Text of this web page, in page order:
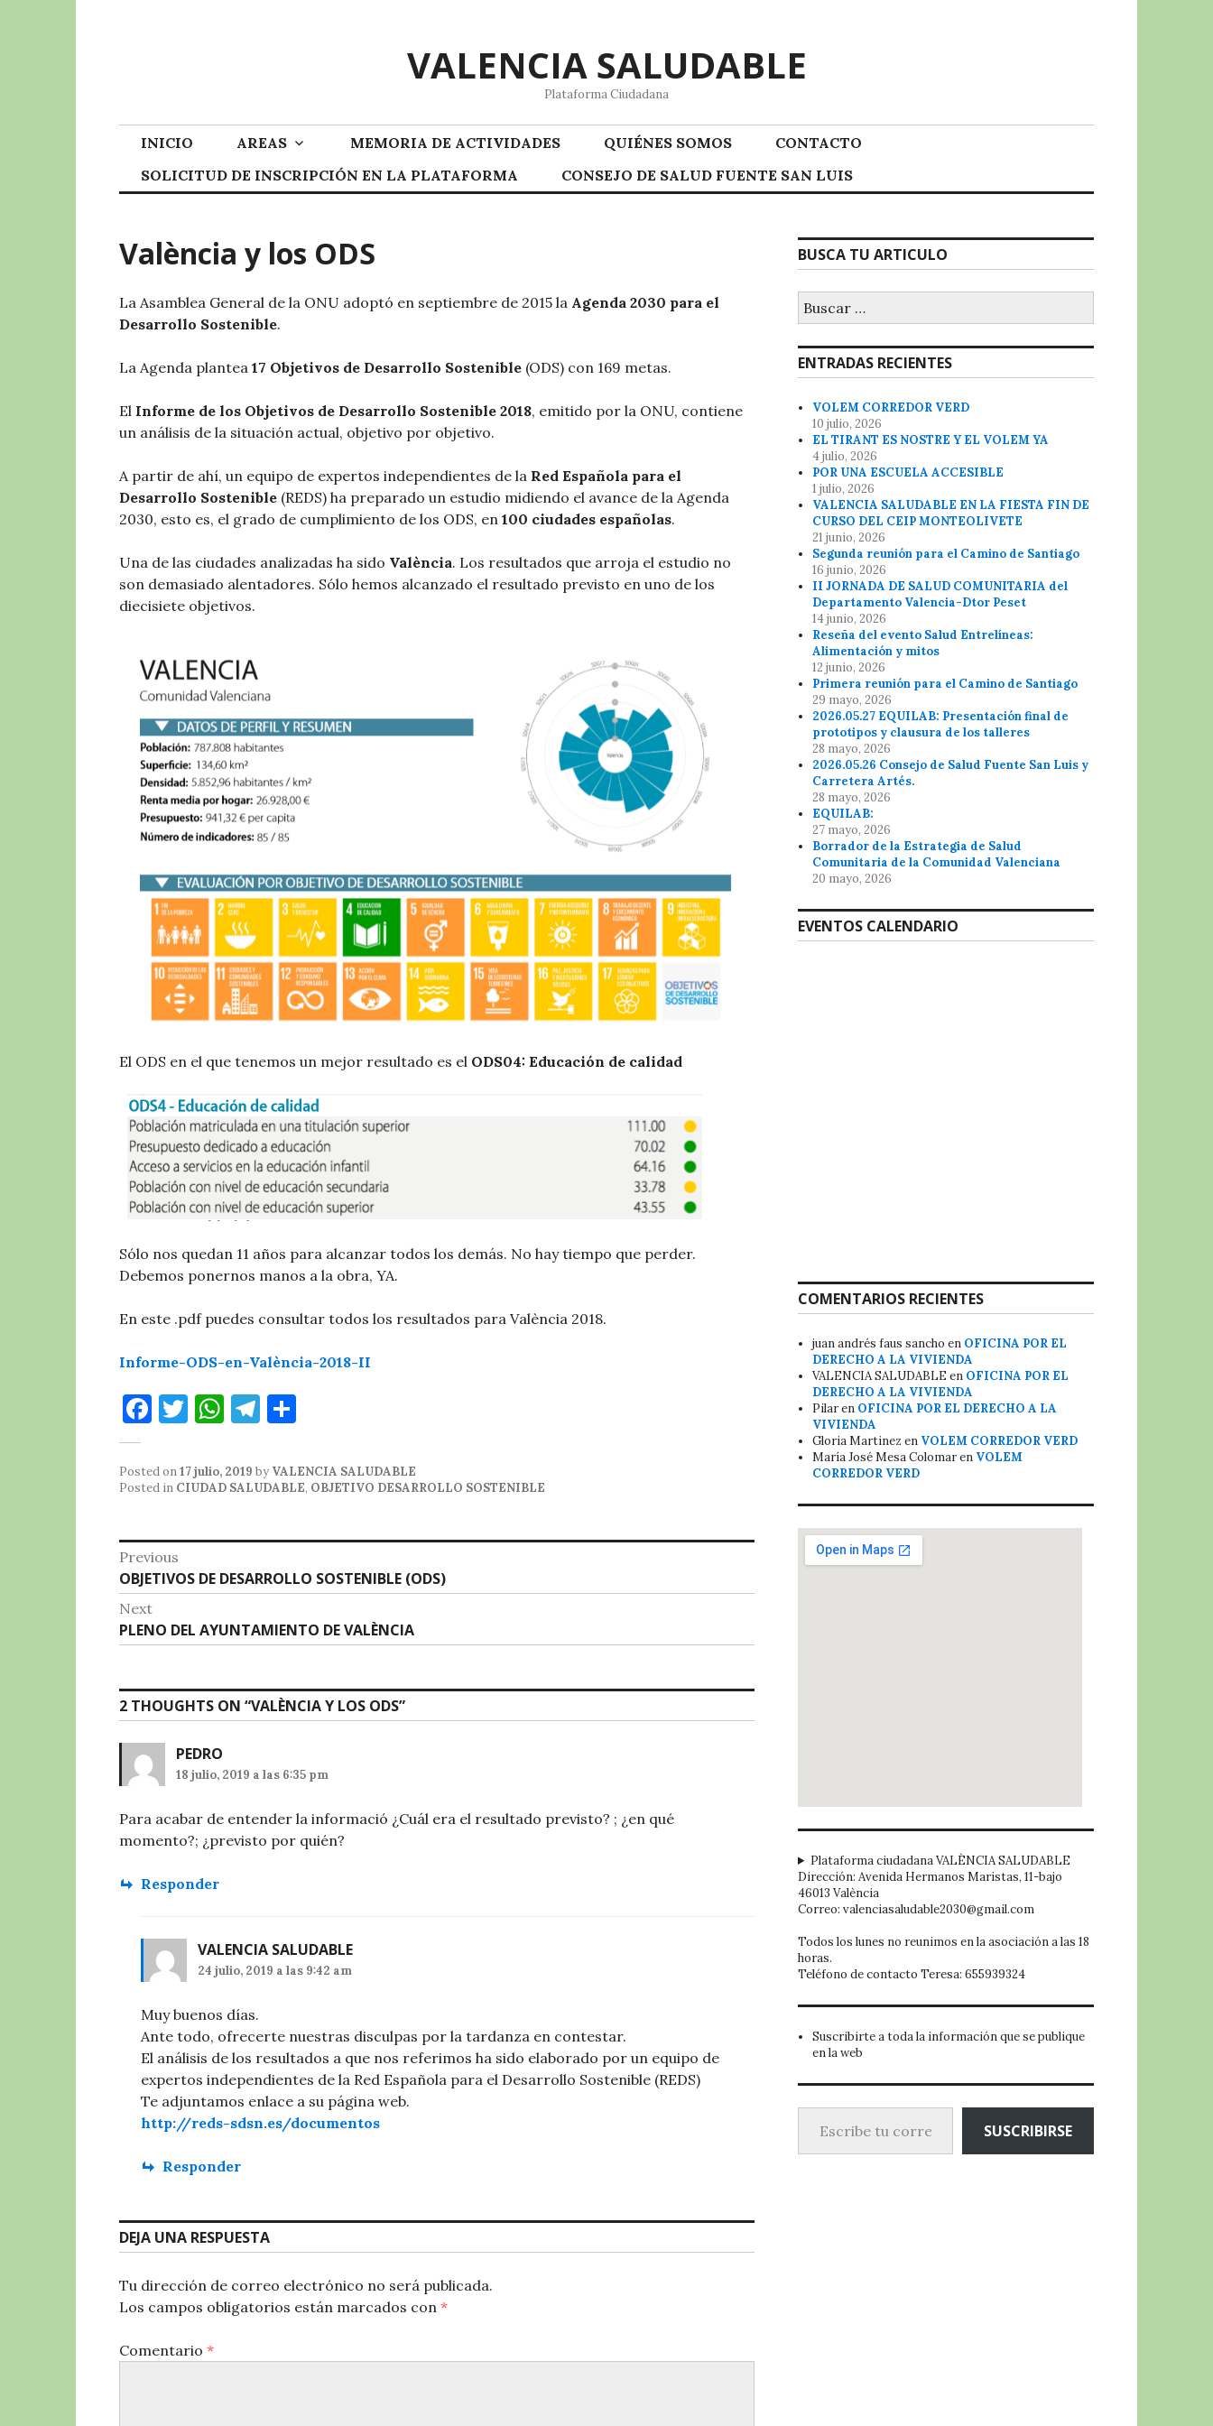
VALENCIA SALUDABLE
Plataforma Ciudadana
INICIO AREAS MEMORIA DE ACTIVIDADES QUIÉNES SOMOS
CONTACTO
SOLICITUD DE INSCRIPCIÓN EN LA PLATAFORMA
CONSEJO DE SALUD FUENTE SAN LUIS
València y los ODS
La Asamblea General de la ONU adoptó en septiembre de 2015 la Agenda 2030 para el
Desarrollo Sostenible.
La Agenda plantea 17 Objetivos de Desarrollo Sostenible (ODS) con 169 metas.
El Informe de los Objetivos de Desarrollo Sostenible 2018, emitido por la ONU, contiene
un análisis de la situación actual, objetivo por objetivo.
A partir de ahí, un equipo de expertos independientes de la Red Española para el
Desarrollo Sostenible (REDS) ha preparado un estudio midiendo el avance de la Agenda
2030, esto es, el grado de cumplimiento de los ODS, en 100 ciudades españolas.
Una de las ciudades analizadas ha sido València. Los resultados que arroja el estudio no
son demasiado alentadores. Sólo hemos alcanzado el resultado previsto en uno de los
diecisiete objetivos.
El ODS en el que tenemos un mejor resultado es el ODS04: Educación de calidad
Sólo nos quedan 11 años para alcanzar todos los demás. No hay tiempo que perder.
Debemos ponernos manos a la obra, YA.
En este .pdf puedes consultar todos los resultados para València 2018.
Informe-ODS-en-València-2018-II
F
c
e
o
o
k
T
it
te
W
at
s
p
p
T
e
g
a
m
m
p
rt
ir
Posted on17 julio, 2019 by VALENCIA SALUDABLE
Posted in CIUDAD SALUDABLE, OBJETIVO DESARROLLO SOSTENIBLE
Navegación
de
entradas
Previous
Previous
post:
OBJETIVOS DE DESARROLLO SOSTENIBLE (ODS)
Next
Next
post:
PLENO DEL AYUNTAMIENTO DE VALÈNCIA
2 THOUGHTS ON “VALÈNCIA Y LOS ODS”
PEDRO
18 julio, 2019 a las 6:35 pm
Para acabar de entender la informació ¿Cuál era el resultado previsto? ; ¿en qué
momento?; ¿previsto por quién?
Responder
VALENCIA SALUDABLE
24 julio, 2019 a las 9:42 am
Muy buenos días.
Ante todo, ofrecerte nuestras disculpas por la tardanza en contestar.
El análisis de los resultados a que nos referimos ha sido elaborado por un equipo de
expertos independientes de la Red Española para el Desarrollo Sostenible (REDS)
Te adjuntamos enlace a su página web.
http://reds-sdsn.es/documentos
Responder
DEJA UNA RESPUESTA
Tu dirección de correo electrónico no será publicada.
Los campos obligatorios están marcados con *
Comentario *
BUSCA TU ARTICULO
ENTRADAS RECIENTES
VOLEM CORREDOR VERD
10 julio, 2026
EL TIRANT ES NOSTRE Y EL VOLEM YA
4 julio, 2026
POR UNA ESCUELA ACCESIBLE
1 julio, 2026
VALENCIA SALUDABLE EN LA FIESTA FIN DE
CURSO DEL CEIP MONTEOLIVETE
21 junio, 2026
Segunda reunión para el Camino de Santiago
16 junio, 2026
II JORNADA DE SALUD COMUNITARIA del
Departamento Valencia-Dtor Peset
14 junio, 2026
Reseña del evento Salud Entrelíneas:
Alimentación y mitos
12 junio, 2026
Primera reunión para el Camino de Santiago
29 mayo, 2026
2026.05.27 EQUILAB: Presentación final de
prototipos y clausura de los talleres
28 mayo, 2026
2026.05.26 Consejo de Salud Fuente San Luis y
Carretera Artés.
28 mayo, 2026
EQUILAB:
27 mayo, 2026
Borrador de la Estrategia de Salud
Comunitaria de la Comunidad Valenciana
20 mayo, 2026
EVENTOS CALENDARIO
COMENTARIOS RECIENTES
juan andrés faus sancho en OFICINA POR EL
DERECHO A LA VIVIENDA
VALENCIA SALUDABLE en OFICINA POR EL
DERECHO A LA VIVIENDA
Pilaren OFICINA POR EL DERECHO A LA
VIVIENDA
Gloria Martinez en VOLEM CORREDOR VERD
María José Mesa Colomaren VOLEM
CORREDOR VERD
Plataforma ciudadana VALÈNCIA SALUDABLE
Dirección: Avenida Hermanos Maristas, 11-bajo
46013 València
Correo: valenciasaludable2030@gmail.com
Todos los lunes no reunimos en la asociación a las 18
horas.
Teléfono de contacto Teresa: 655939324
Suscribirte a toda la información que se publique
en la web
Escribe tu correo electrónico…
SUSCRIBIRSE